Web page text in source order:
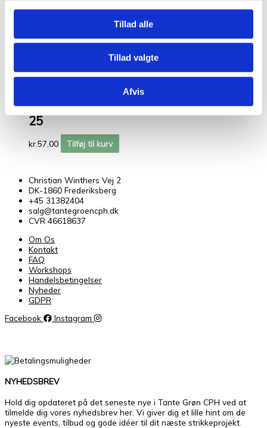
Tillad alle
Tillad valgte
Afvis
Bøllefrø Lys Grå
Tilføj til kurv
Tante Grøn CPH Bøllefrø i
Bøllefrø Marcipan
25
kr.57,00 Tilføj til kurv
Christian Winthers Vej 2
DK-1860 Frederiksberg
+45 31382404
salg@tantegroencph.dk
CVR 46618637
Om Os
Kontakt
FAQ
Workshops
Handelsbetingelser
Nyheder
GDPR
Facebook
Instagram
NYHEDSBREV
Hold dig opdateret på det seneste nye i Tante Grøn CPH ved at
tilmelde dig vores nyhedsbrev her. Vi giver dig et lille hint om de
nyeste events, tilbud og gode idéer til dit næste strikkeprojekt.